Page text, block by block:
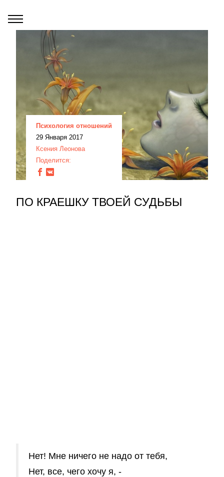
Психология отношений
29 Января 2017
Ксения Леонова
Поделится:
ПО КРАЕШКУ ТВОЕЙ СУДЬБЫ
Нет! Мне ничего не надо от тебя,
Нет, все, чего хочу я, -